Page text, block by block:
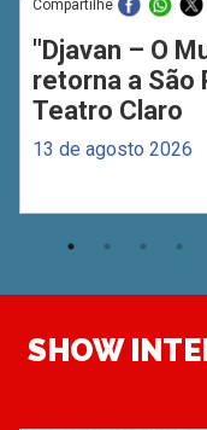
Compartilhe
"Djavan – O
retorna a São
Teatro Claro
13 de agosto 2026
SHOW